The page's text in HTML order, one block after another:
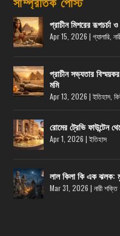
প্রাচীন মিশরের রূপচর্চা
Apr 15, 2026 |গ্যালারি ,
প্রাচীন সভ্যতার
মমি
Apr 13, 2026 |ইতিহাস ,
রোমের ট্রেভি ফাউন্টেন
Apr 1, 2026 |ইতিহাস
লাল কিলা কি এক ঝলক:
Mar 31, 2026 |নারী শক্তি